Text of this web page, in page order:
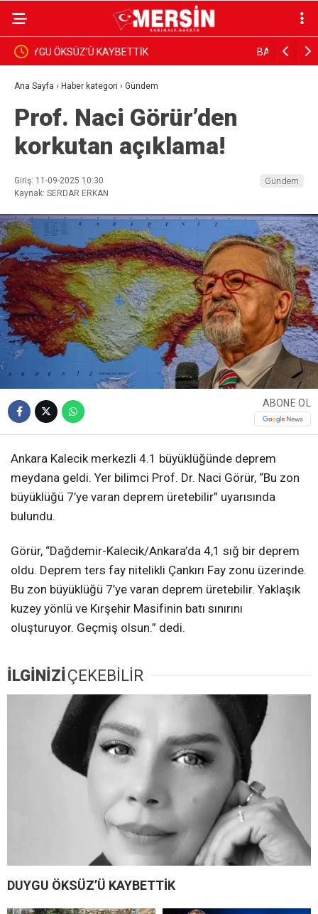
BAŞKAN YILDIZ, SAHADAKİ ÇALIŞMALARI YERİNDE
İNCELEDİ
Dim,
Ana Sayfa › Haber kategori › Gündem
Prof. Naci Görür’den
korkutan açıklama!
Giriş: 11-09-2025 10:30
Kaynak: SERDAR ERKAN
Gündem
ABONE OL
Ankara Kalecik merkezli 4.1 büyüklüğünde deprem
meydana geldi. Yer bilimci Prof. Dr. Naci Görür, “Bu zon
büyüklüğü 7’ye varan deprem üretebilir” uyarısında
bulundu.
Görür, “Dağdemir-Kalecik/Ankara’da 4,1 sığ bir deprem
oldu. Deprem ters fay nitelikli Çankırı Fay zonu üzerinde.
Bu zon büyüklüğü 7’ye varan deprem üretebilir. Yaklaşık
kuzey yönlü ve Kırşehir Masifinin batı sınırını
oluşturuyor. Geçmiş olsun.” dedi.
İLGİNİZİÇEKEBİLİR
DUYGU ÖKSÜZ’Ü KAYBETTİK